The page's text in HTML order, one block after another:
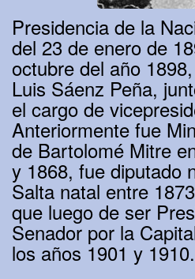
Presidencia de la
del 23 de enero de
octubre del año
Luis Sáenz Peña,
el cargo de
Anteriormente fue
de Bartolomé Mitre
y 1868, fue diputado
Salta natal entre
que luego de ser
Senador por la
los años 1901 y 1910.